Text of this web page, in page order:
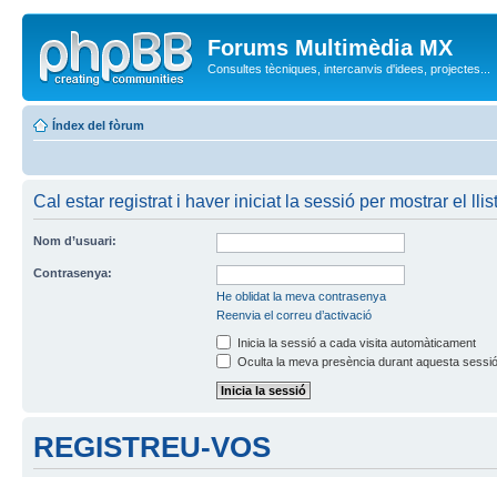
Forums Multimèdia MX
Consultes tècniques, intercanvis d'idees, projectes...
Índex del fòrum
Cal estar registrat i haver iniciat la sessió per mostrar el
Nom d’usuari:
Contrasenya:
He oblidat la meva contrasenya
Reenvia el correu d’activació
Inicia la sessió a cada visita automàticament
Oculta la meva presència durant aquesta sessió
REGISTREU-VOS